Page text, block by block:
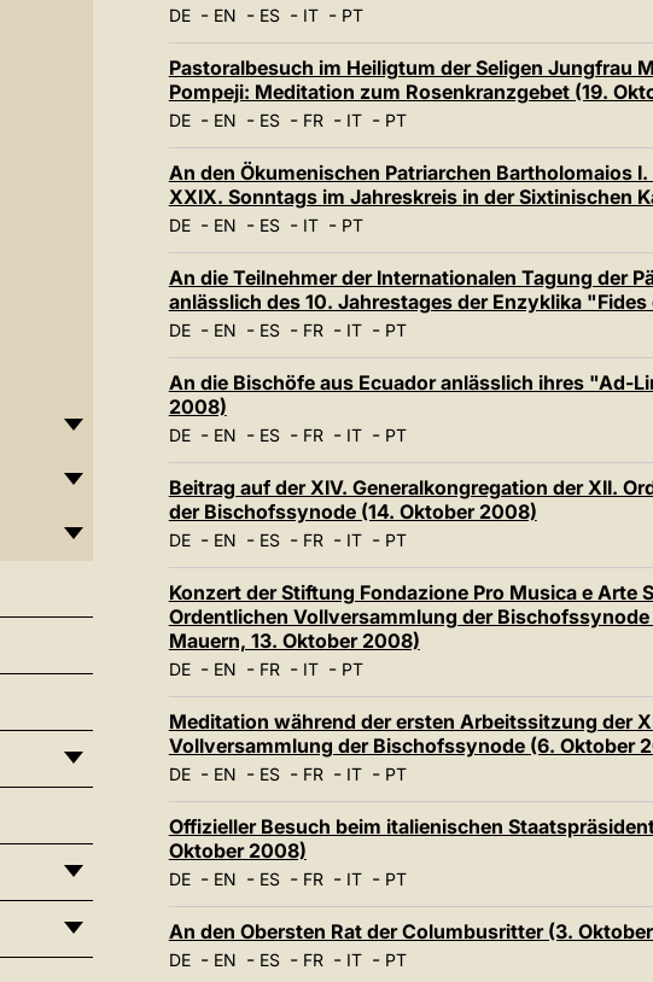
DE- EN - ES- IT- PT
Pastoralbesuch im Heiligtum der Seligen Jungfrau
Pompeji: Meditation zum Rosenkranzgebet (19.
DE- EN - ES- FR- IT- PT
An den Ökumenischen Patriarchen Bartholomaios
XXIX. Sonntags im Jahreskreis in der Sixtinischen
DE- EN - ES- IT- PT
An die Teilnehmer der Internationalen Tagung der
anlässlich des 10. Jahrestages der Enzyklika
DE- EN - ES- FR- IT- PT
An die Bischöfe aus Ecuador anlässlich ihres "Ad-
2008)
DE- EN - ES- FR- IT- PT
Beitrag auf der XIV. Generalkongregation der XII.
der Bischofssynode (14. Oktober 2008)
DE- EN - ES- FR- IT- PT
Konzert der Stiftung Fondazione Pro Musica e Arte
Ordentlichen Vollversammlung der Bischofssynode
Mauern, 13. Oktober 2008)
DE- EN - FR- IT- PT
Meditation während der ersten Arbeitssitzung der
Vollversammlung der Bischofssynode (6. Oktober
DE- EN - ES- FR- IT- PT
Offizieller Besuch beim italienischen
Oktober 2008)
DE- EN - ES- FR- IT- PT
An den Obersten Rat der Columbusritter (3.
DE- EN - ES- FR- IT- PT